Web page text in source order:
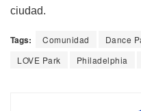
ciudad.
Tags: Comunidad Dance
LOVE Park
Philadelphia